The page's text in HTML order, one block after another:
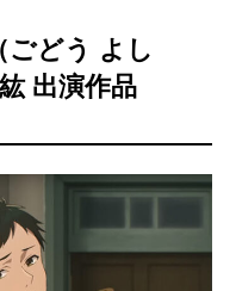
ごどう よし
出演作品